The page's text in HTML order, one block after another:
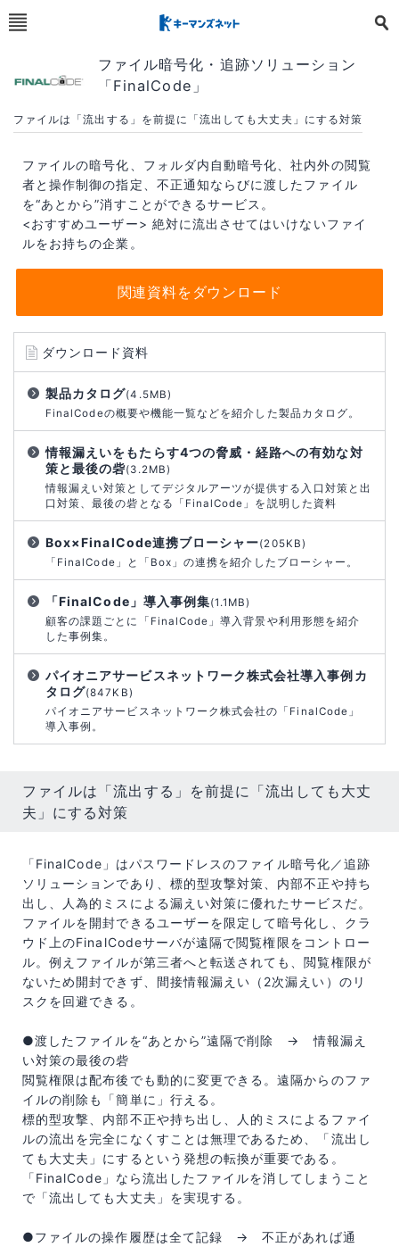
ファイル暗号化・追跡ソリューション
「FinalCode」
ファイルは「流出する」を前提に「流出しても大丈夫」にする対策
ファイルの暗号化、フォルダ内自動暗号化、社内外の閲覧
者と操作制御の指定、不正通知ならびに渡したファイル
を“あとから”消すことができるサービス。
<おすすめユーザー> 絶対に流出させてはいけないファイ
ルをお持ちの企業。
関連資料をダウンロード
ダウンロード資料
製品カタログ(4.5MB)
FinalCodeの概要や機能一覧などを紹介した製品カタログ。
情報漏えいをもたらす4つの脅威・経路への有効な対
策と最後の砦(3.2MB)
情報漏えい対策としてデジタルアーツが提供する入口対策と出
口対策、最後の砦となる「FinalCode」を説明した資料
Box×FinalCode連携ブローシャー(205KB)
「FinalCode」と「Box」の連携を紹介したブローシャー。
「FinalCode」導入事例集(1.1MB)
顧客の課題ごとに「FinalCode」導入背景や利用形態を紹介
した事例集。
パイオニアサービスネットワーク株式会社導入事例カ
タログ(847KB)
パイオニアサービスネットワーク株式会社の「FinalCode」
導入事例。
ファイルは「流出する」を前提に「流出しても大丈
夫」にする対策
「FinalCode」はパスワードレスのファイル暗号化／追跡
ソリューションであり、標的型攻撃対策、内部不正や持ち
出し、人為的ミスによる漏えい対策に優れたサービスだ。
ファイルを開封できるユーザーを限定して暗号化し、クラ
ウド上のFinalCodeサーバが遠隔で閲覧権限をコントロー
ル。例えファイルが第三者へと転送されても、閲覧権限が
ないため開封できず、間接情報漏えい（2次漏えい）のリ
スクを回避できる。
●渡したファイルを“あとから”遠隔で削除 → 情報漏え
い対策の最後の砦
閲覧権限は配布後でも動的に変更できる。遠隔からのファ
イルの削除も「簡単に」行える。
標的型攻撃、内部不正や持ち出し、人的ミスによるファイ
ルの流出を完全になくすことは無理であるため、「流出し
ても大丈夫」にするという発想の転換が重要である。
「FinalCode」なら流出したファイルを消してしまうこと
で「流出しても大丈夫」を実現する。
●ファイルの操作履歴は全て記録 → 不正があれば通